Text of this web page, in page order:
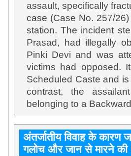
assault, specifically
case (Case No. 257/
station. The incident
Prasad, had illegally
Pinki Devi and was
victims had opposed.
Scheduled Caste and
contrast, the
belonging to a
अंतर्जातीय विवाह के कारण
गलोच और जान से मारने की